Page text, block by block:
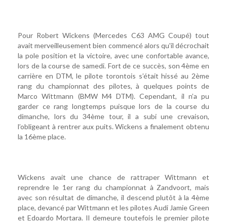
Pour Robert Wickens (Mercedes C63 AMG Coupé) tout
avait merveilleusement bien commencé alors qu'il décrochait
la pole position et la victoire, avec une confortable avance,
lors de la course de samedi. Fort de ce succès, son 4ème en
carrière en DTM, le pilote torontois s’était hissé au 2ème
rang du championnat des pilotes, à quelques points de
Marco Wittmann (BMW M4 DTM). Cependant, il n’a pu
garder ce rang longtemps puisque lors de la course du
dimanche, lors du 34ème tour, il a subi une crevaison,
l’obligeant à rentrer aux puits. Wickens a finalement obtenu
la 16ème place.
Wickens avait une chance de rattraper Wittmann et
reprendre le 1er rang du championnat à Zandvoort, mais
avec son résultat de dimanche, il descend plutôt à la 4ème
place, devancé par Wittmann et les pilotes Audi Jamie Green
et Edoardo Mortara. Il demeure toutefois le premier pilote